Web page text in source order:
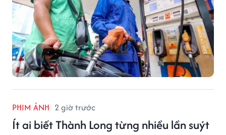
PHIM ẢNH 2 giờ trước
Ít ai biết Thành Long từng nhiều lần suýt